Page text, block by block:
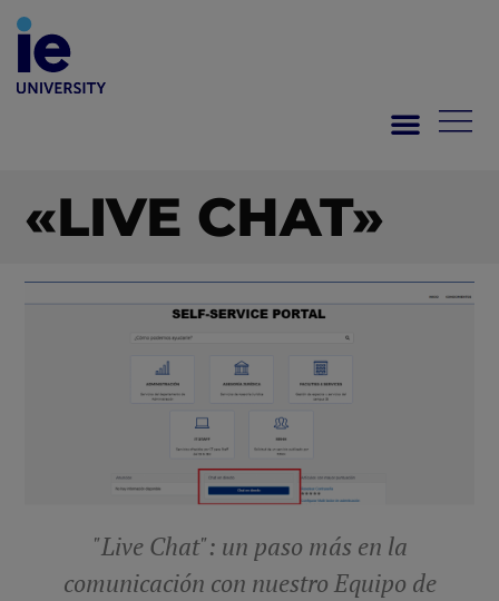
«LIVE CHAT»
"Live Chat": un paso más en la
comunicación con nuestro Equipo de